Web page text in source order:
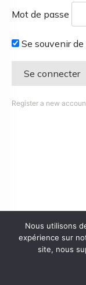
Mot de passe
Se souvenir de
Register a new
Nous utilisons
expérience sur
site, nous